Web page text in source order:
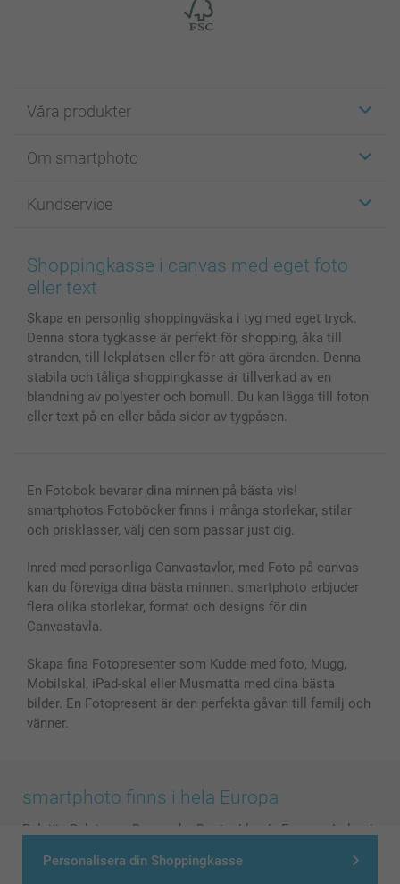
Personalisera din Shoppingkasse
Våra produkter
Fotokort
Fotoböcker
Bilder, Fotoförstoring & Fotohäften
Skal till Mobil & Surfplatta
Fotoalmanackor & Fotoagenda
Fotoramar & Tillbehör
Presentkort
Alla fotoprodukter
Om smartphoto
För affiliates
Cookie Policy
Sitemap
Investor Relations
Kundservice
smartgaranti
smartbonus
Status på beställningar
Shoppingkasse i canvas med eget foto
eller text
Skapa en personlig shoppingväska i tyg med eget tryck.
Denna stora tygkasse är perfekt för shopping, åka till
stranden, till lekplatsen eller för att göra ärenden. Denna
stabila och tåliga shoppingkasse är tillverkad av en
blandning av polyester och bomull. Du kan lägga till foton
eller text på en eller båda sidor av tygpåsen.
En Fotobok bevarar dina minnen på bästa vis!
smartphotos Fotoböcker finns i många storlekar, stilar
och prisklasser, välj den som passar just dig.
Inred med personliga Canvastavlor, med Foto på canvas
kan du föreviga dina bästa minnen. smartphoto erbjuder
flera olika storlekar, format och designs för din
Canvastavla.
Skapa fina Fotopresenter som Kudde med foto, Mugg,
Mobilskal, iPad-skal eller Musmatta med dina bästa
bilder. En Fotopresent är den perfekta gåvan till familj och
vänner.
smartphoto finns i hela Europa
België Belgique Danmark Deutschland France
Ireland
Nederland - Norge Österreich